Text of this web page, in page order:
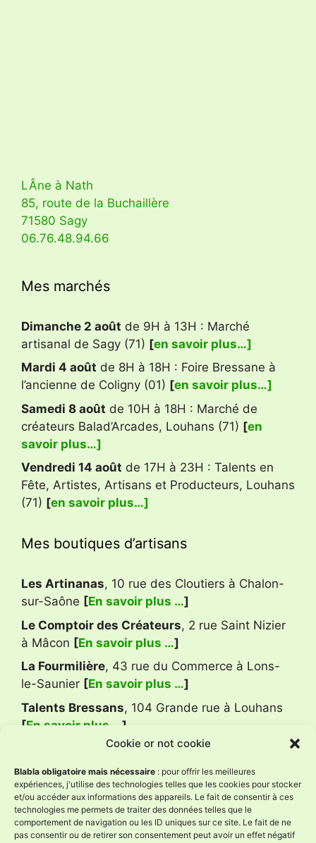
Cookie or not cookie
Blabla obligatoire mais nécessaire : pour offrir les meilleures
expériences, j'utilise des technologies telles que les cookies pour stocker
et/ou accéder aux informations des appareils. Le fait de consentir à ces
technologies me permets de traiter des données telles que le
comportement de navigation ou les ID uniques sur ce site. Le fait de ne
pas consentir ou de retirer son consentement peut avoir un effet négatif
LÂne à Nath
85, route de la Buchaillère
71580 Sagy
06.76.48.94.66
Mes marchés
Dimanche 2 août de 9H à 13H : Marché
artisanal de Sagy (71) [en savoir plus…]
Mardi 4 août de 8H à 18H : Foire Bressane à
l’ancienne de Coligny (01) [en savoir plus…]
Samedi 8 août de 10H à 18H : Marché de
créateurs Balad’Arcades, Louhans (71) [en
savoir plus…]
Vendredi 14 août de 17H à 23H : Talents en
Fête, Artistes, Artisans et Producteurs, Louhans
(71) [en savoir plus…]
Mes boutiques d’artisans
Les Artinanas, 10 rue des Cloutiers à Chalon-
sur-Saône [En savoir plus …]
Le Comptoir des Créateurs, 2 rue Saint Nizier
à Mâcon [En savoir plus …]
La Fourmilière, 43 rue du Commerce à Lons-
le-Saunier [En savoir plus …]
Talents Bressans, 104 Grande rue à Louhans
[En savoir plus … ]
Avis Google
L'Âne à Nath
4.9